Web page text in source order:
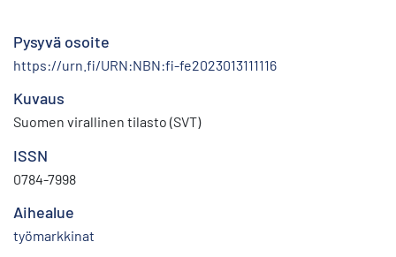
Pysyvä osoite
https://urn.fi/URN:NBN:fi-fe2023013111116
Kuvaus
Suomen virallinen tilasto (SVT)
ISSN
0784-7998
Aihealue
työmarkkinat